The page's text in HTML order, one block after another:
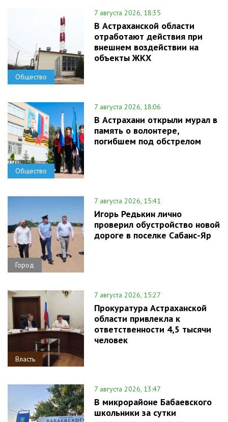
Общество
7 августа 2026, 18:35
В Астраханской области
отработают действия при
внешнем воздействии на
объекты ЖКХ
Общество
7 августа 2026, 18:06
В Астрахани открыли мурал в
память о волонтере,
погибшем под обстрелом
Город
7 августа 2026, 15:41
Игорь Редькин лично
проверил обустройство новой
дороге в поселке Сабанс-Яр
Власть
7 августа 2026, 15:27
Прокуратура Астраханской
области привлекла к
ответственности 4,5 тысячи
человек
7 августа 2026, 13:47
В микрорайоне Бабаевского
школьники за сутки